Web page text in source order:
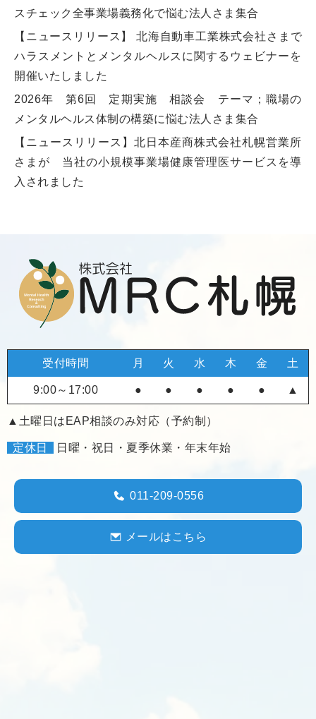
スチェック全事業場義務化で悩む法人さま集合
【ニュースリリース】 北海自動車工業株式会社さまで
ハラスメントとメンタルヘルスに関するウェビナーを
開催いたしました
2026年 第6回 定期実施 相談会 テーマ；職場の
メンタルヘルス体制の構築に悩む法人さま集合
【ニュースリリース】北日本産商株式会社札幌営業所
さまが 当社の小規模事業場健康管理医サービスを導
入されました
受付時間 月 火 水 木 金 土
9:00～17:00 ● ● ● ● ● ▲
▲土曜日はEAP相談のみ対応（予約制）
定休日 日曜・祝日・夏季休業・年末年始
011-209-0556
メールはこちら